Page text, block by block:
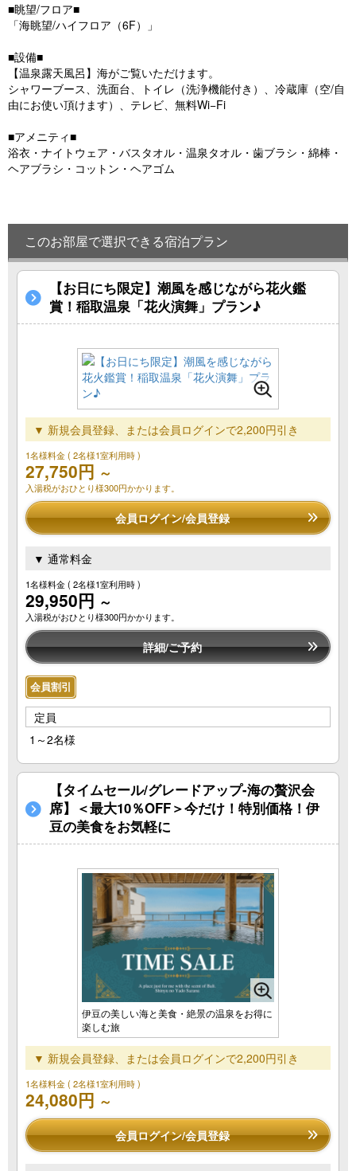
■眺望/フロア■
「海眺望/ハイフロア（6F）」
■設備■
【温泉露天風呂】海がご覧いただけます。
シャワーブース、洗面台、トイレ（洗浄機能付き）、冷蔵庫（空/自
由にお使い頂けます）、テレビ、無料Wi−Fi
■アメニティ■
浴衣・ナイトウェア・バスタオル・温泉タオル・歯ブラシ・綿棒・
ヘアブラシ・コットン・ヘアゴム
このお部屋で選択できる宿泊プラン
【お日にち限定】潮風を感じながら花火鑑
賞！稲取温泉「花火演舞」プラン♪
▼ 新規会員登録、または会員ログインで2,200円引き
1名様料金( 2名様1室利用時 )
27,750円 ～
入湯税がおひとり様300円かかります。
会員ログイン/会員登録
▼ 通常料金
1名様料金( 2名様1室利用時 )
29,950円 ～
入湯税がおひとり様300円かかります。
詳細/ご予約
会員割引
定員
1～2名様
【タイムセール/グレードアップ-海の贅沢会
席】＜最大10％OFF＞今だけ！特別価格！伊
豆の美食をお気軽に
伊豆の美しい海と美食・絶景の温泉をお得に
楽しむ旅
▼ 新規会員登録、または会員ログインで2,200円引き
1名様料金( 2名様1室利用時 )
24,080円 ～
会員ログイン/会員登録